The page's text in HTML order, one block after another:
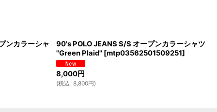
ンカラーシャ
90's POLO JEANS S/S オープンカラーシャツ
"Green Plaid" [mtp03562501509251]
8,000円
(税込 : 8,800円)